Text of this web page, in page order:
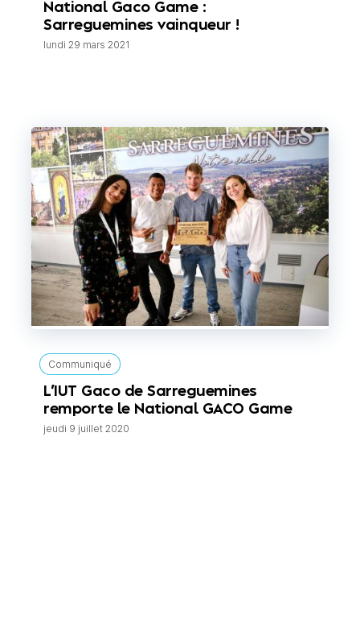
National Gaco Game :
Sarreguemines vainqueur !
lundi 29 mars 2021
Communiqué
L’IUT Gaco de Sarreguemines
remporte le National GACO Game
jeudi 9 juillet 2020